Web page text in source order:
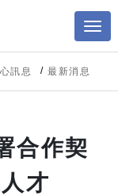
訊息 最新消息
合作契
才